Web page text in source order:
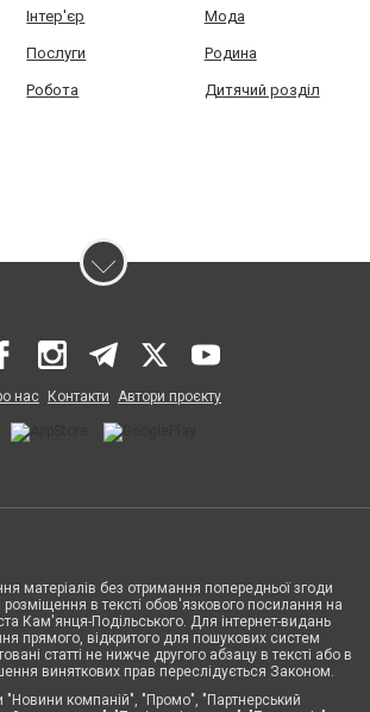
Інтер'єр Мода
Послуги Родина
Робота Дитячий розділ
нас Контакти Автори проєкту
матеріалів без отримання попередньої згоди
в тексті обов'язкового посилання на
Кам'янця-Подільського. Для інтернет-видань
прямого, відкритого для пошукових систем
статті не нижче другого абзацу в тексті або в
виняткових прав переслідується Законом.
"Новини компаній", "Промо", "Партнерський